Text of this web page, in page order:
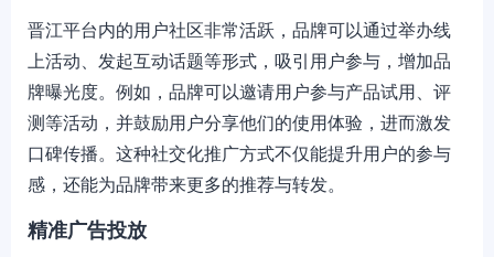
晋江平台内的用户社区非常活跃，品牌可以通过举办线
上活动、发起互动话题等形式，吸引用户参与，增加品
牌曝光度。例如，品牌可以邀请用户参与产品试用、评
测等活动，并鼓励用户分享他们的使用体验，进而激发
口碑传播。这种社交化推广方式不仅能提升用户的参与
感，还能为品牌带来更多的推荐与转发。
精准广告投放